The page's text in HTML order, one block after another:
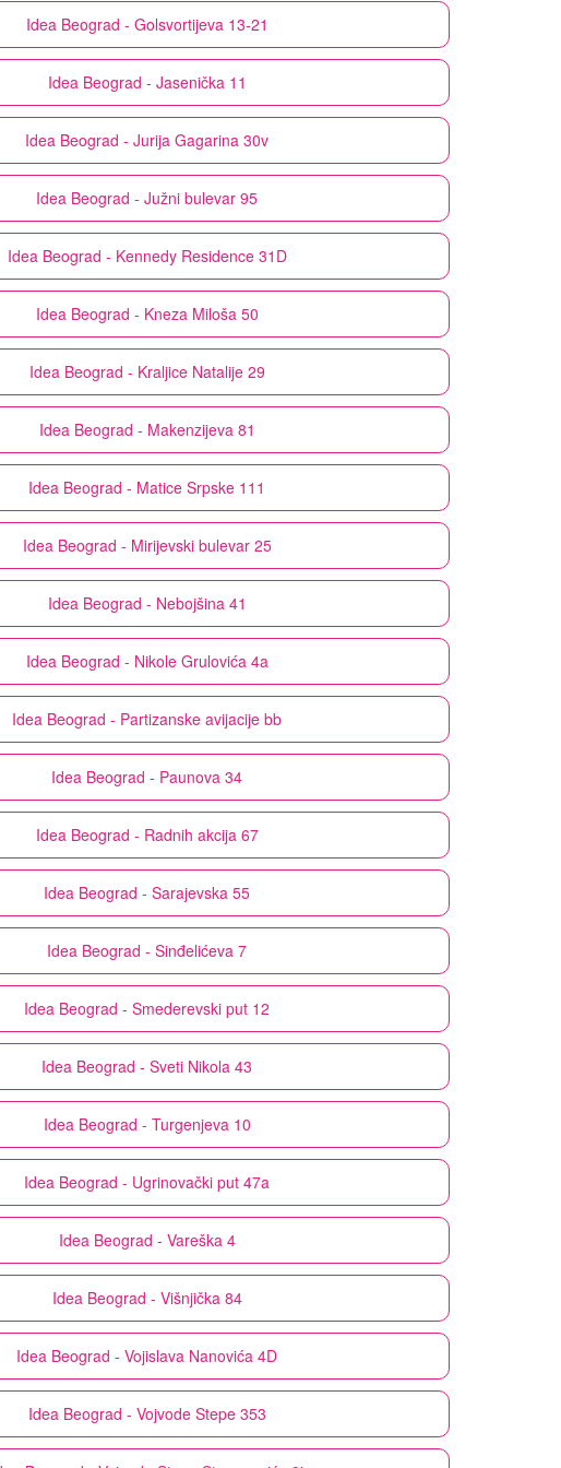
Idea Beograd - Golsvortijeva 13-21
Idea Beograd - Jasenička 11
Idea Beograd - Jurija Gagarina 30v
Idea Beograd - Južni bulevar 95
Idea Beograd - Kennedy Residence 31D
Idea Beograd - Kneza Miloša 50
Idea Beograd - Kraljice Natalije 29
Idea Beograd - Makenzijeva 81
Idea Beograd - Matice Srpske 111
Idea Beograd - Mirijevski bulevar 25
Idea Beograd - Nebojšina 41
Idea Beograd - Nikole Grulovića 4a
Idea Beograd - Partizanske avijacije bb
Idea Beograd - Paunova 34
Idea Beograd - Radnih akcija 67
Idea Beograd - Sarajevska 55
Idea Beograd - Sinđelićeva 7
Idea Beograd - Smederevski put 12
Idea Beograd - Sveti Nikola 43
Idea Beograd - Turgenjeva 10
Idea Beograd - Ugrinovački put 47a
Idea Beograd - Vareška 4
Idea Beograd - Višnjička 84
Idea Beograd - Vojislava Nanovića 4D
Idea Beograd - Vojvode Stepe 353